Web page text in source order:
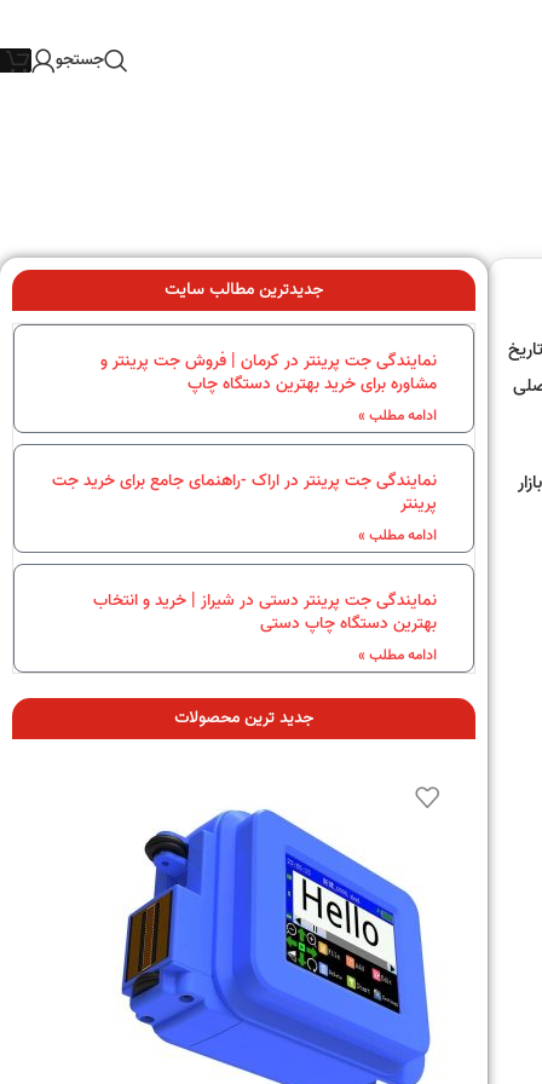
جستجو
جدیدترین مطالب سایت
نمایندگی جت پرینتر در کرمان | فروش جت پرینتر و
مشاوره برای خرید بهترین دستگاه چاپ
ادامه مطلب »
نمایندگی جت پرینتر در اراک -راهنمای جامع برای خرید جت
پرینتر
ادامه مطلب »
نمایندگی جت پرینتر دستی در شیراز | خرید و انتخاب
بهترین دستگاه چاپ دستی
ادامه مطلب »
جدید ترین محصولات